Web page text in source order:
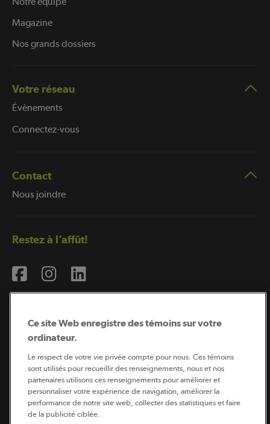
Magazine
Nos grands dossiers
Votre réseau
Évènements
Connectez-vous
Contact
Nous joindre
Restez à l’affût!
Coopérateur est publié par Sollio Groupe Coopératif.
Il est l’outil d’information de la coopération agricole
québécoise.
Ce site Web enregistre des témoins sur votre
ordinateur.
Le respect de votre vie privée compte pour nous. Ces témoins
sont utilisés pour recueillir des renseignements, nous et nos
partenaires utilisons ces renseignements pour améliorer et
personnaliser votre expérience de navigation, améliorer la
performance de notre site web, collecter des statistiques et faire
de la publicité ciblée.